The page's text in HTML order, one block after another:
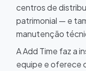
centros de
patrimonial — e
manutenção
A Add Time faz a
equipe e oferece